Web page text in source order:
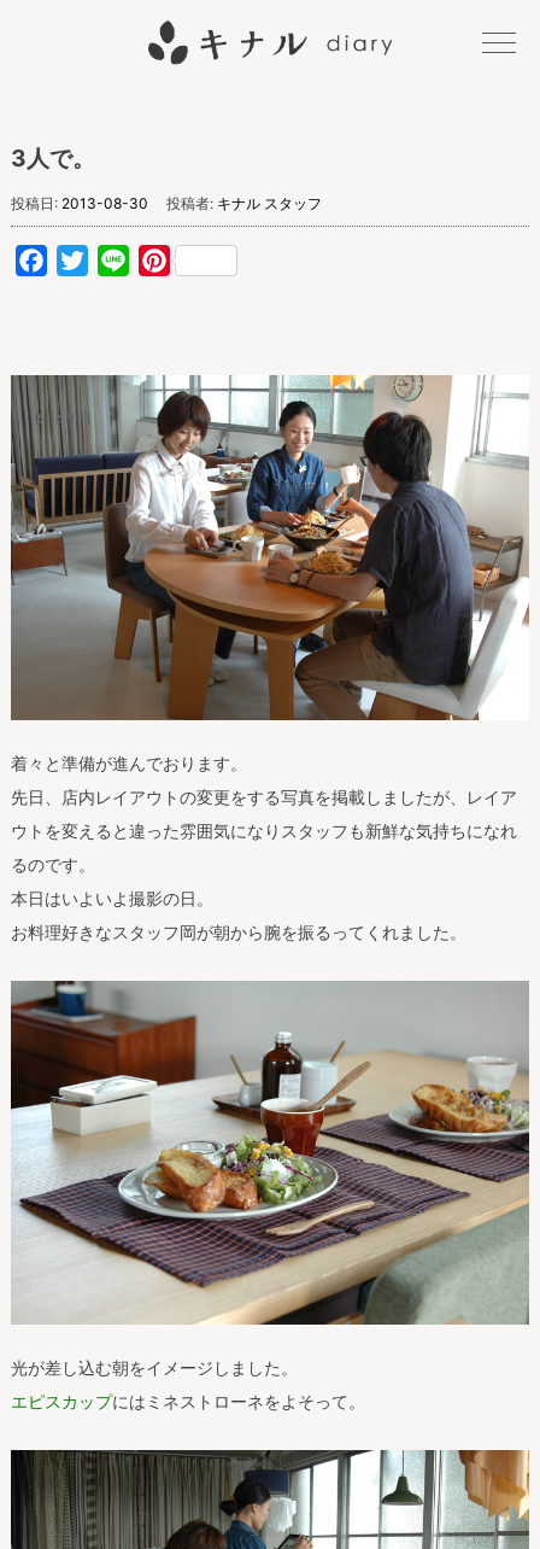
diary
3人で。
投稿日: 2013-08-30 投稿者: キナル スタッフ
FacebookTwitterLine Pinterest
着々と準備が進んでおります。
先日、店内レイアウトの変更をする写真を掲載しましたが、レイア
ウトを変えると違った雰囲気になりスタッフも新鮮な気持ちになれ
るのです。
本日はいよいよ撮影の日。
お料理好きなスタッフ岡が朝から腕を振るってくれました。
光が差し込む朝をイメージしました。
エピスカップにはミネストローネをよそって。